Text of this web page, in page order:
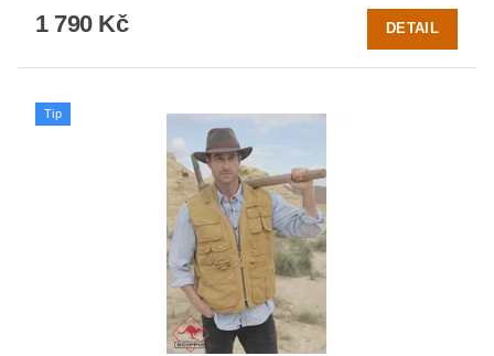
1 790 Kč DETAIL
Tip